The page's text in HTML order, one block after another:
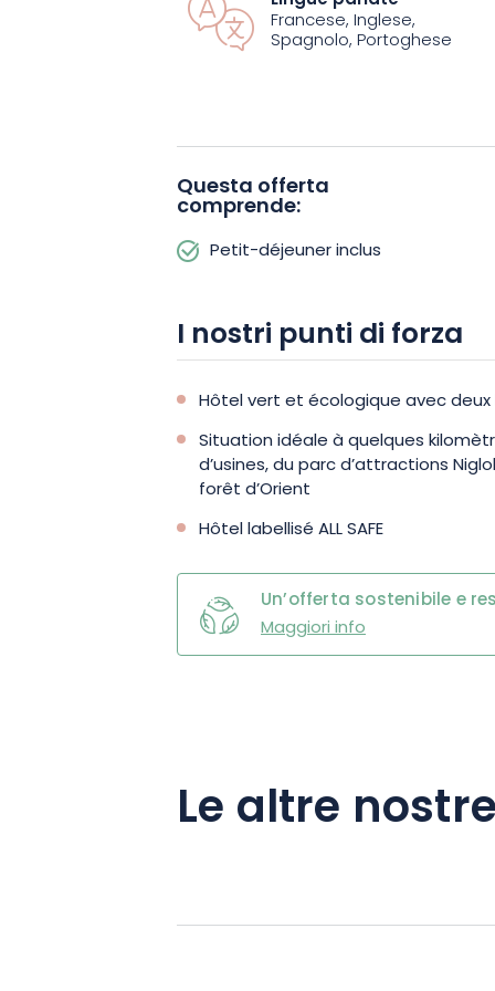
rive del canale Trévois, la terrazza è
convivialità. Lasciatevi tentare da un
Rispettoso del pianeta, l’Hôtel Ibis
primo posto. L’hotel è stato costruito
solari e riduttori di flusso dell’acqua. È
soggiorno confortevole ed eco-
Francese, Inglese,
Spagnolo, Portoghese
Questa offerta
comprende:
Petit-déjeuner inclus
I nostri punti di forza
Hôtel vert et écologique avec deux
Situation idéale à quelques
d’usines, du parc d’attractions
forêt d’Orient
Hôtel labellisé ALL SAFE
Un’offerta sostenibile e
Maggiori info
Le altre